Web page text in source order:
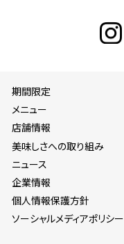
期間限定
メニュー
店舗情報
美味しさへの取り組み
ニュース
企業情報
個人情報保護方針
ソーシャルメディアポリシー